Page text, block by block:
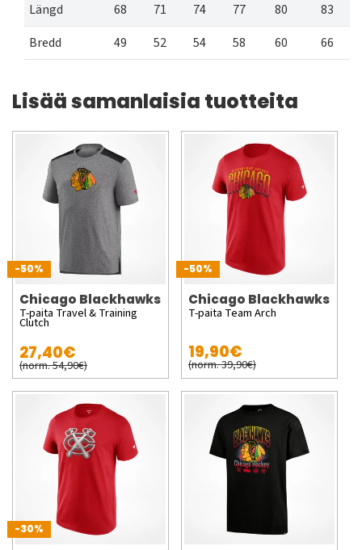
Längd 68 71 74 77 80
83
Bredd
49 52 54 58 60 66
Lisää samanlaisia tuotteita
-50%
Chicago Blackhawks
T-paita Travel & Training
Clutch
27,40€
(norm. 54,90€)
-50%
Chicago Blackhawks
T-paita Team Arch
19,90€
(norm. 39,90€)
-30%